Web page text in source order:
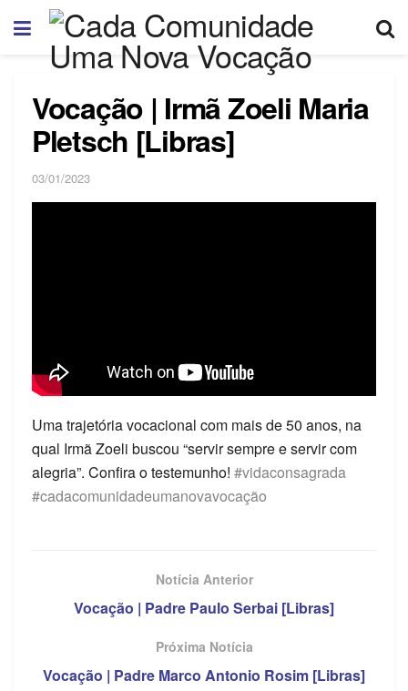
Vocação | Irmã Zoeli Maria
Pletsch [Libras]
03/01/2023
Uma trajetória vocacional com mais de 50 anos, na
qual Irmã Zoeli buscou “servir sempre e servir com
alegria”. Confira o testemunho! #vidaconsagrada
#cadacomunidadeumanovavocação
Notícia Anterior
Vocação | Padre Paulo Serbai [Libras]
Próxima Notícia
Vocação | Padre Marco Antonio Rosim [Libras]